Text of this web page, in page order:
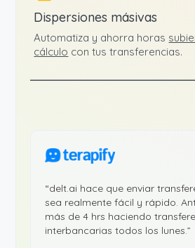
Dispersiones másivas
Automatiza y ahorra horas
cálculo con tus transferencias.
“delt.ai hace que enviar
sea realmente fácil y rápido.
más de 4 hrs haciendo
interbancarias todos los lunes.”